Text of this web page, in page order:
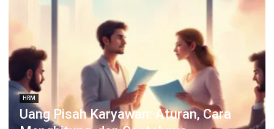
10 Aplikasi AI Terbaik untuk Efektivitas
Bisnis 2026
Hendra Gunawan - 07/08/2026